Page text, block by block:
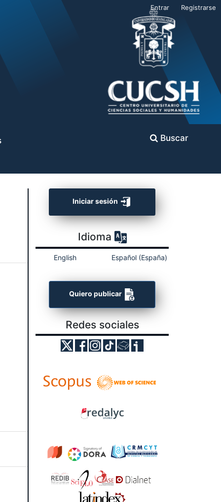
Buscar
Entrar Registrarse
Iniciar sesión
Idioma
English Español (España)
Quiero publicar
Redes sociales